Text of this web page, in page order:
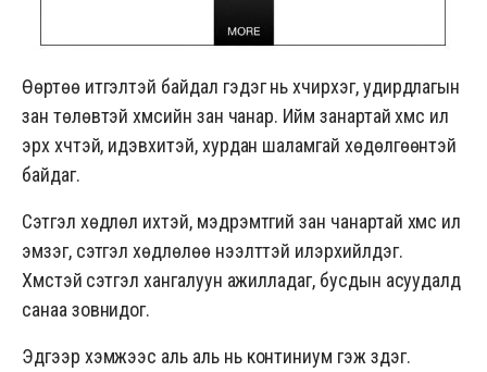
Өөртөө итгэлтэй байдал гэдэг нь хүчирхэг, удирдлагын
зан төлөвтэй хүмүүсийн зан чанар. Ийм занартай хүмүүс илүү
эрх хүчтэй, идэвхитэй, хурдан шаламгай хөдөлгөөнтэй
байдаг.
Сэтгэл хөдлөл ихтэй, мэдрэмтгий зан чанартай хүмүүс илүү
эмзэг, сэтгэл хөдлөлөө нээлттэй илэрхийлдэг.
Хүмүүстэй сэтгэл хангалуун ажилладаг, бусдын асуудалд
санаа зовнидог.
Эдгээр хэмжээс аль аль нь континиум гэж үздэг.